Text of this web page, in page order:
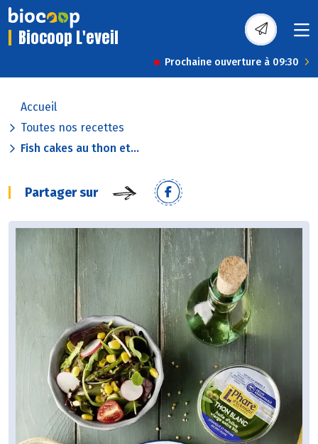
Biocoop L'eveil
Prochaine ouverture à 09:30
Accueil
Toutes nos recettes
Fish cakes au thon et...
Partager sur